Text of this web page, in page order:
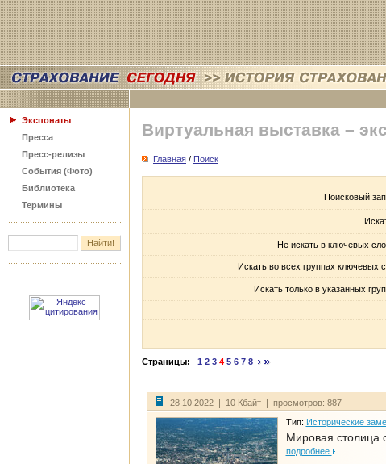
Экспонаты
Пресса
Пресс-релизы
События (Фото)
Библиотека
Термины
Виртуальная выставка –
Главная / Поиск
Поисковый
Не искать в ключевых
Искать во всех группах ключевых
Искать только в указанных
Страницы: 1 2 3 4 5 6 7 8
28.10.2022 | 10 Кбайт | просмотров: 887
Тип: Исторические
Мировая столица
подробнее